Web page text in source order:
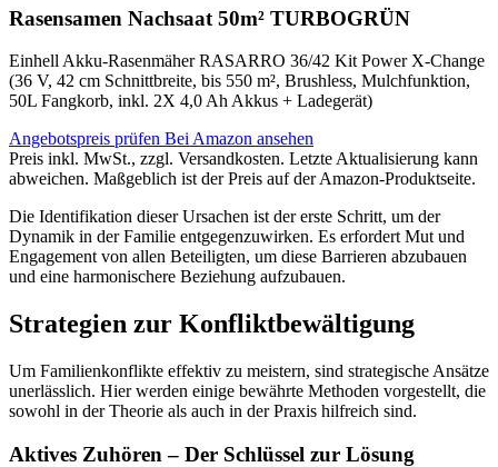
Rasensamen Nachsaat 50m² TURBOGRÜN
Einhell Akku-Rasenmäher RASARRO 36/42 Kit Power X-Change
(36 V, 42 cm Schnittbreite, bis 550 m², Brushless, Mulchfunktion,
50L Fangkorb, inkl. 2X 4,0 Ah Akkus + Ladegerät)
Angebotspreis prüfen Bei Amazon ansehen
Preis inkl. MwSt., zzgl. Versandkosten. Letzte Aktualisierung kann
abweichen. Maßgeblich ist der Preis auf der Amazon-Produktseite.
Die Identifikation dieser Ursachen ist der erste Schritt, um der
Dynamik in der Familie entgegenzuwirken. Es erfordert Mut und
Engagement von allen Beteiligten, um diese Barrieren abzubauen
und eine harmonischere Beziehung aufzubauen.
Strategien zur Konfliktbewältigung
Um Familienkonflikte effektiv zu meistern, sind strategische Ansätze
unerlässlich. Hier werden einige bewährte Methoden vorgestellt, die
sowohl in der Theorie als auch in der Praxis hilfreich sind.
Aktives Zuhören – Der Schlüssel zur Lösung